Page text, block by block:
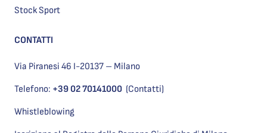
Stock Sport
CONTATTI
Via Piranesi 46 I-20137 – Milano
Telefono: +39 02 70141000 (Contatti)
Whistleblowing